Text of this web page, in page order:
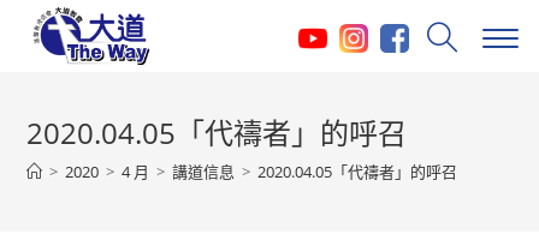
2020.04.05「代禱者」的呼召
> 2020 > 4 月 > 講道信息 > 2020.04.05「代禱者」的呼召